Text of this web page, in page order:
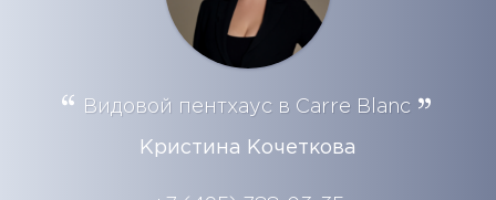
Видовой пентхаус в Carre Blanc
Кристина Кочеткова